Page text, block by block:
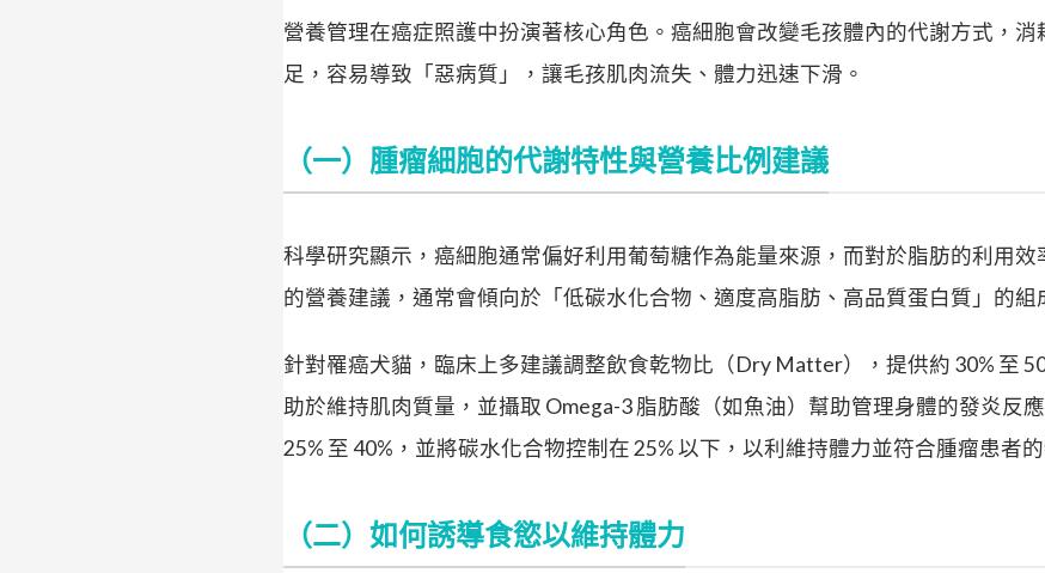
營養管理在癌症照護中扮演著核心角色。癌細胞會改變毛孩體內的代謝方式，
足，容易導致「惡病質」，讓毛孩肌肉流失、體力迅速下滑。
（一）腫瘤細胞的代謝特性與營養比例建議
科學研究顯示，癌細胞通常偏好利用葡萄糖作為能量來源，而對於脂肪的利用
的營養建議，通常會傾向於「低碳水化合物、適度高脂肪、高品質蛋白質」的組
針對罹癌犬貓，臨床上多建議調整飲食乾物比（Dry Matter），提供約 30% 至
助於維持肌肉質量，並攝取 Omega-3 脂肪酸（如魚油）幫助管理身體的發炎反
25% 至 40%，並將碳水化合物控制在 25% 以下，以利維持體力並符合腫瘤患者
（二）如何誘導食慾以維持體力